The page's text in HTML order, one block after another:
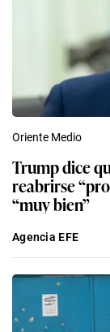
Oriente Medio
Trump dice
reabrirse
“muy bien”
Agencia EFE